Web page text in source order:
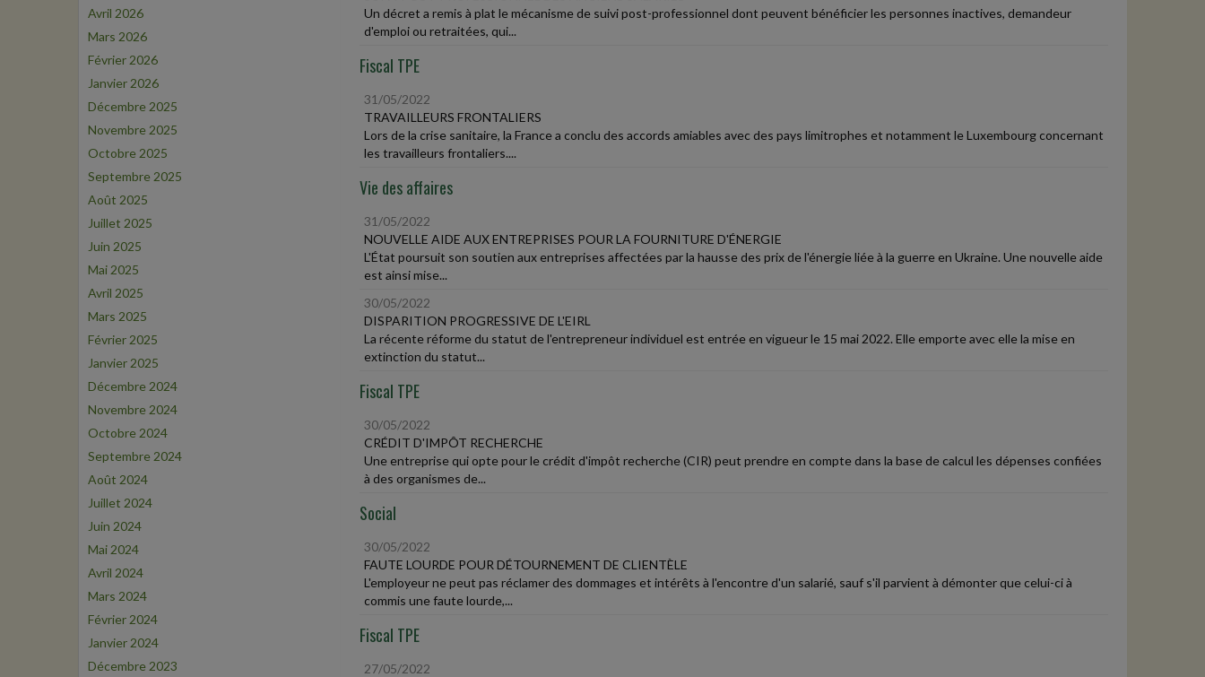
Avril 2026
Mars 2026
Février 2026
Janvier 2026
Décembre 2025
Novembre 2025
Octobre 2025
Septembre 2025
Août 2025
Juillet 2025
Juin 2025
Mai 2025
Avril 2025
Mars 2025
Février 2025
Janvier 2025
Décembre 2024
Novembre 2024
Octobre 2024
Septembre 2024
Août 2024
Juillet 2024
Juin 2024
Mai 2024
Avril 2024
Mars 2024
Février 2024
Janvier 2024
Décembre 2023
Un décret a remis à plat le mécanisme de suivi post-professionnel dont peuvent bénéficier les personnes inactives, demandeur
d'emploi ou retraitées, qui...
Fiscal TPE
31/05/2022
TRAVAILLEURS FRONTALIERS
Lors de la crise sanitaire, la France a conclu des accords amiables avec des pays limitrophes et notamment le Luxembourg concernant
les travailleurs frontaliers....
Vie des affaires
31/05/2022
NOUVELLE AIDE AUX ENTREPRISES POUR LA FOURNITURE D'ÉNERGIE
L'État poursuit son soutien aux entreprises affectées par la hausse des prix de l'énergie liée à la guerre en Ukraine. Une nouvelle aide
est ainsi mise...
30/05/2022
DISPARITION PROGRESSIVE DE L'EIRL
La récente réforme du statut de l'entrepreneur individuel est entrée en vigueur le 15 mai 2022. Elle emporte avec elle la mise en
extinction du statut...
Fiscal TPE
30/05/2022
CRÉDIT D'IMPÔT RECHERCHE
Une entreprise qui opte pour le crédit d'impôt recherche (CIR) peut prendre en compte dans la base de calcul les dépenses confiées
à des organismes de...
Social
30/05/2022
FAUTE LOURDE POUR DÉTOURNEMENT DE CLIENTÈLE
L'employeur ne peut pas réclamer des dommages et intérêts à l'encontre d'un salarié, sauf s'il parvient à démonter que celui-ci à
commis une faute lourde,...
Fiscal TPE
27/05/2022